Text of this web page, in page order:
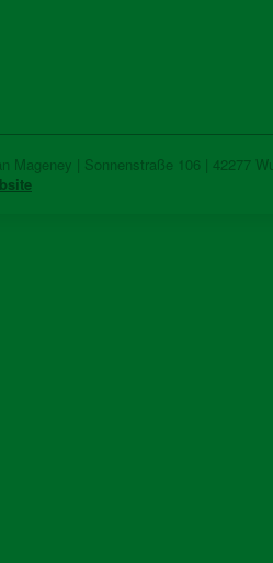
Mageney | Sonnenstraße 106 | 42277